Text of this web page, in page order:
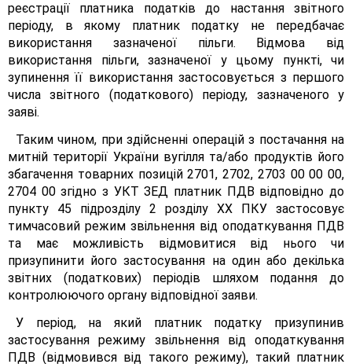
реєстрації платника податків до настання звітного
періоду, в якому платник податку не передбачає
використання зазначеної пільги. Відмова від
використання пільги, зазначеної у цьому пункті, чи
зупинення її використання застосовується з першого
числа звітного (податкового) періоду, зазначеного у
заяві.
Таким чином, при здійсненні операцій з постачання на
митній території України вугілля та/або продуктів його
збагачення товарних позицій 2701, 2702, 2703 00 00 00,
2704 00 згідно з УКТ ЗЕД платник ПДВ відповідно до
пункту 45 підрозділу 2 розділу XX ПКУ застосовує
тимчасовий режим звільнення від оподаткування ПДВ
та має можливість відмовитися від нього чи
призупинити його застосування на один або декілька
звітних (податкових) періодів шляхом подання до
контролюючого органу відповідної заяви.
У період, на який платник податку призупинив
застосування режиму звільнення від оподаткування
ПДВ (відмовився від такого режиму), такий платник